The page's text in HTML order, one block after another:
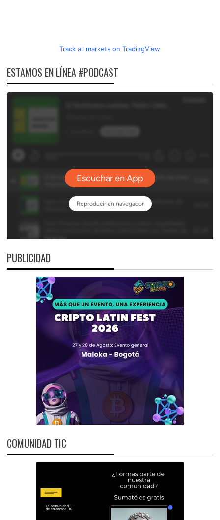
Track all markets on TradingView
ESTAMOS EN LÍNEA #PODCAST
PUBLICIDAD
COMUNIDAD TIC